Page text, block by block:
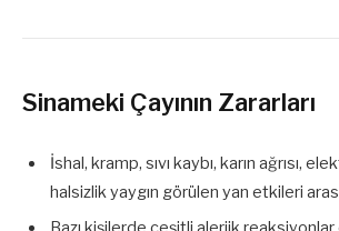
Sinameki Çayının Zararları
İshal, kramp, sıvı kaybı, karın ağrısı,
halsizlik yaygın görülen yan etkileri